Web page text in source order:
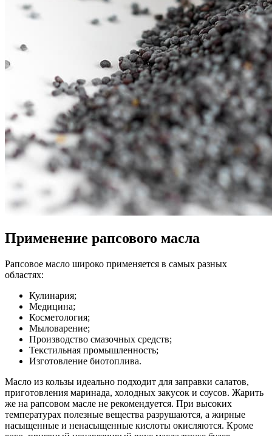
Применение рапсового масла
Рапсовое масло широко применяется в самых разных
областях:
Кулинария;
Медицина;
Косметология;
Мыловарение;
Производство смазочных средств;
Текстильная промышленность;
Изготовление биотоплива.
Масло из кользы идеально подходит для заправки салатов,
приготовления маринада, холодных закусок и соусов. Жарить
же на рапсовом масле не рекомендуется. При высоких
температурах полезные вещества разрушаются, а жирные
насыщенные и ненасыщенные кислоты окисляются. Кроме